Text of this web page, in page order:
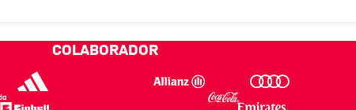
COLABORADOR